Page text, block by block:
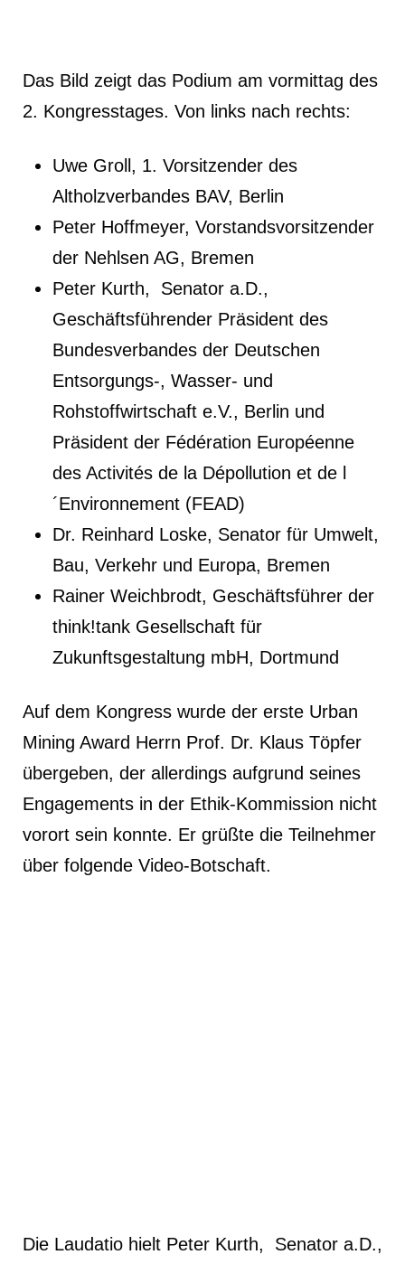
Das Bild zeigt das Podium am vormittag des
2. Kongresstages. Von links nach rechts:
Uwe Groll, 1. Vorsitzender des
Altholzverbandes BAV, Berlin
Peter Hoffmeyer, Vorstandsvorsitzender
der Nehlsen AG, Bremen
Peter Kurth, Senator a.D.,
Geschäftsführender Präsident des
Bundesverbandes der Deutschen
Entsorgungs-, Wasser- und
Rohstoffwirtschaft e.V., Berlin und
Präsident der Fédération Européenne
des Activités de la Dépollution et de l
´Environnement (FEAD)
Dr. Reinhard Loske, Senator für Umwelt,
Bau, Verkehr und Europa, Bremen
Rainer Weichbrodt, Geschäftsführer der
think!tank Gesellschaft für
Zukunftsgestaltung mbH, Dortmund
Auf dem Kongress wurde der erste Urban
Mining Award Herrn Prof. Dr. Klaus Töpfer
übergeben, der allerdings aufgrund seines
Engagements in der Ethik-Kommission nicht
vorort sein konnte. Er grüßte die Teilnehmer
über folgende Video-Botschaft.
Die Laudatio hielt Peter Kurth, Senator a.D.,